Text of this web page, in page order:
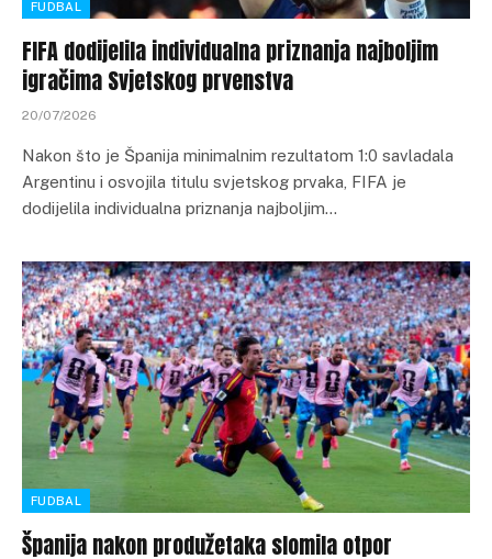
FUDBAL
FIFA dodijelila individualna priznanja najboljim
igračima Svjetskog prvenstva
20/07/2026
Nakon što je Španija minimalnim rezultatom 1:0 savladala
Argentinu i osvojila titulu svjetskog prvaka, FIFA je
dodijelila individualna priznanja najboljim…
FUDBAL
Španija nakon produžetaka slomila otpor